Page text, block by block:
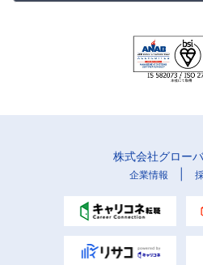
株式会社グロー
企業情報